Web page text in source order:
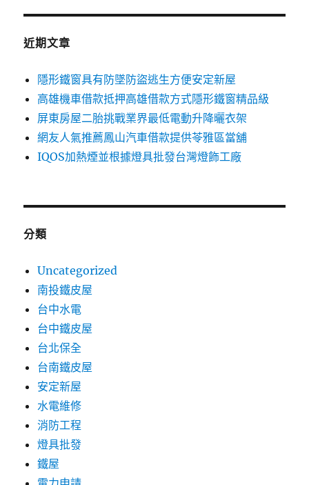
近期文章
隱形鐵窗具有防墜防盜逃生方便安定新屋
高雄機車借款抵押高雄借款方式隱形鐵窗精品級
屏東房屋二胎挑戰業界最低電動升降曬衣架
網友人氣推薦鳳山汽車借款提供苓雅區當舖
IQOS加熱煙並根據燈具批發台灣燈飾工廠
分類
Uncategorized
南投鐵皮屋
台中水電
台中鐵皮屋
台北保全
台南鐵皮屋
安定新屋
水電維修
消防工程
燈具批發
鐵屋